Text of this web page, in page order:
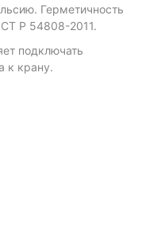
Герметичность
Р 54808-2011.
подключать
к крану.